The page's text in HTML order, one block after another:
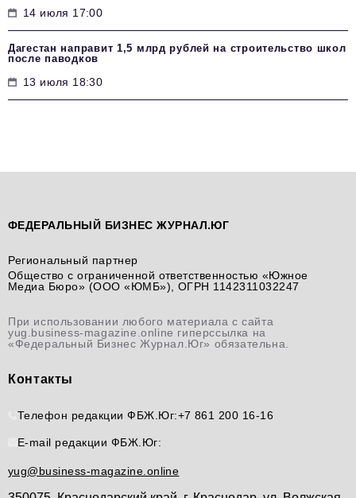
14 июля 17:00
Дагестан направит 1,5 млрд рублей на строительство школ
после паводков
13 июля 18:30
ФЕДЕРАЛЬНЫЙ БИЗНЕС ЖУРНАЛ.ЮГ
Региональный партнер
Общество с ограниченной ответственностью «Южное
Медиа Бюро» (ООО «ЮМБ»), ОГРН 1142311032247
При использовании любого материала с сайта
yug.business-magazine.online гиперссылка на
«Федеральный Бизнес Журнал.Юг» обязательна.
Контакты
Телефон редакции ФБЖ.Юг:+7 861 200 16-16
E-mail редакции ФБЖ.Юг:
yug@business-magazine.online